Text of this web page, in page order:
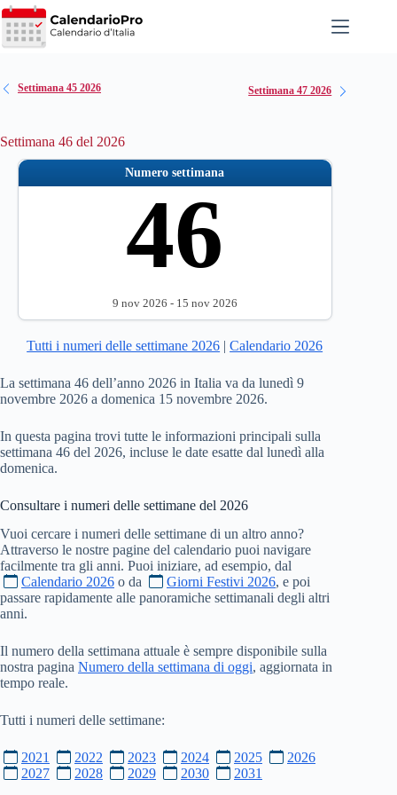
Salta
al
contenuto
Settimana 45 2026 Settimana 47 2026
Settimana 46 del 2026
Numero settimana
46
9 nov 2026 - 15 nov 2026
Tutti i numeri delle settimane 2026 |Calendario 2026
La settimana 46 dell’anno 2026 in Italia va da lunedì 9
novembre 2026 a domenica 15 novembre 2026.
In questa pagina trovi tutte le informazioni principali sulla
settimana 46 del 2026, incluse le date esatte dal lunedì alla
domenica.
Consultare i numeri delle settimane del 2026
Vuoi cercare i numeri delle settimane di un altro anno?
Attraverso le nostre pagine del calendario puoi navigare
facilmente tra gli anni. Puoi iniziare, ad esempio, dal
Calendario 2026 o da Giorni Festivi 2026, e poi
passare rapidamente alle panoramiche settimanali degli altri
anni.
Il numero della settimana attuale è sempre disponibile sulla
nostra pagina Numero della settimana di oggi, aggiornata in
tempo reale.
Tutti i numeri delle settimane:
2021 2022 2023 2024 2025
2026
2027
2028 2029 2030 2031